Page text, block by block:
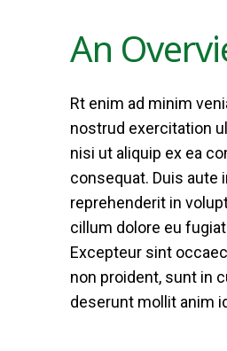
An
Rt enim ad minim
nostrud exercitation
nisi ut aliquip ex ea
consequat. Duis aute
reprehenderit in
cillum dolore eu
Excepteur sint
non proident, sunt in
deserunt mollit anim